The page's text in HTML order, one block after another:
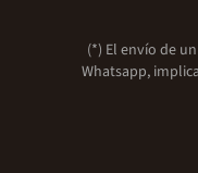
(*) El envío de
Whatsapp,